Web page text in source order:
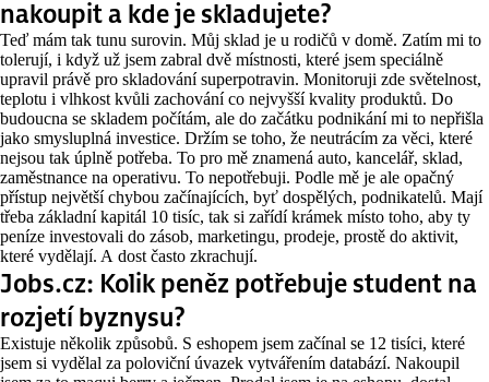
nakoupit a kde je skladujete?
Teď mám tak tunu surovin. Můj sklad je u rodičů v domě. Zatím mi to
tolerují, i když už jsem zabral dvě místnosti, které jsem speciálně
upravil právě pro skladování superpotravin. Monitoruji zde světelnost,
teplotu i vlhkost kvůli zachování co nejvyšší kvality produktů. Do
budoucna se skladem počítám, ale do začátku podnikání mi to nepřišla
jako smysluplná investice. Držím se toho, že neutrácím za věci, které
nejsou tak úplně potřeba. To pro mě znamená auto, kancelář, sklad,
zaměstnance na operativu. To nepotřebuji. Podle mě je ale opačný
přístup největší chybou začínajících, byť dospělých, podnikatelů. Mají
třeba základní kapitál 10 tisíc, tak si zařídí krámek místo toho, aby ty
peníze investovali do zásob, marketingu, prodeje, prostě do aktivit,
které vydělají. A dost často zkrachují.
Jobs.cz: Kolik peněz potřebuje student na
rozjetí byznysu?
Existuje několik způsobů. S eshopem jsem začínal se 12 tisíci, které
jsem si vydělal za poloviční úvazek vytvářením databází. Nakoupil